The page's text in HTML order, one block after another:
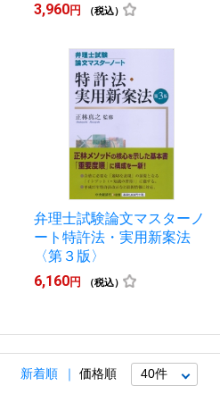
3,960円 （税込）
弁理士試験論文マスターノ
ート特許法・実用新案法
〈第３版〉
6,160円 （税込）
新着順 価格順